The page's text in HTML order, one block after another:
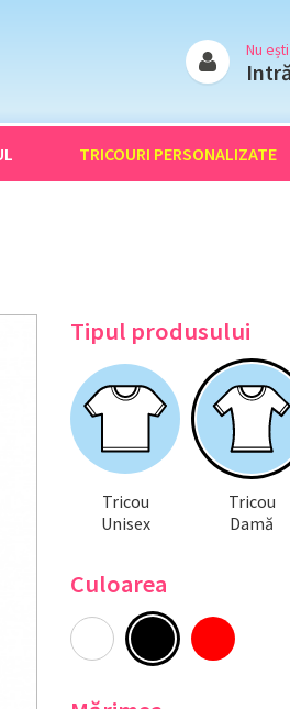
Nu
TRICOURI PERSONALIZATE
Tipul produsului
Tricou
Unisex
Tricou
Damă
Culoarea